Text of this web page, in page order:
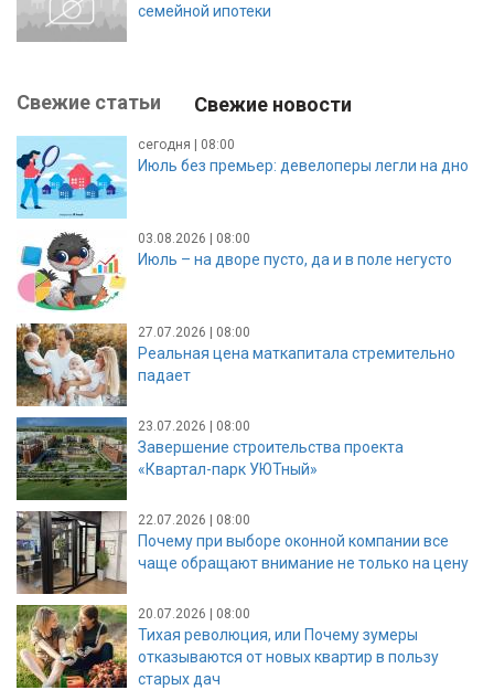
семейной ипотеки
Свежие статьи Свежие новости
сегодня | 08:00
Июль без премьер: девелоперы легли на дно
03.08.2026 | 08:00
Июль – на дворе пусто, да и в поле негусто
27.07.2026 | 08:00
Реальная цена маткапитала стремительно
падает
23.07.2026 | 08:00
Завершение строительства проекта
«Квартал-парк УЮТный»
22.07.2026 | 08:00
Почему при выборе оконной компании все
чаще обращают внимание не только на цену
20.07.2026 | 08:00
Тихая революция, или Почему зумеры
отказываются от новых квартир в пользу
старых дач